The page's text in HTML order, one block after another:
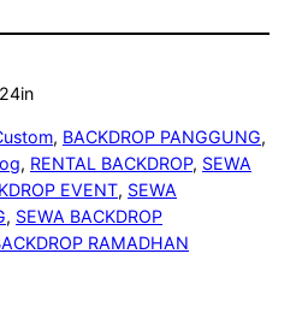
in
, BACKDROP PANGGUNG
, RENTAL BACKDROP, SEWA
EVENT, SEWA
, SEWA BACKDROP
RAMADHAN